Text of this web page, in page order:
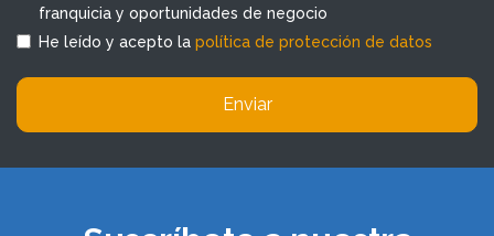
franquicia y oportunidades de negocio
He leído y acepto la política de protección de datos
Enviar